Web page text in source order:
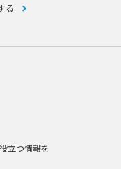
る
立つ情報を